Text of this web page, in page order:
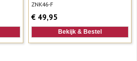
ZNK46-F
€ 49,95
Bekijk & Bestel